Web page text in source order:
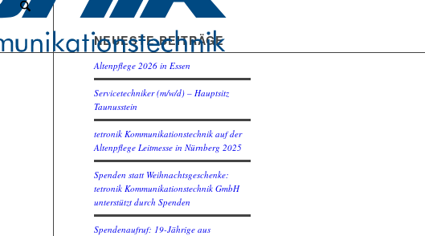
NEUESTE BEITRÄGE
Altenpflege 2026 in Essen
Servicetechniker (m/w/d) – Hauptsitz
Taunusstein
tetronik Kommunikationstechnik auf der
Altenpflege Leitmesse in Nürnberg 2025
Spenden statt Weihnachtsgeschenke:
tetronik Kommunikationstechnik GmbH
unterstützt durch Spenden
Spendenaufruf: 19-Jährige aus